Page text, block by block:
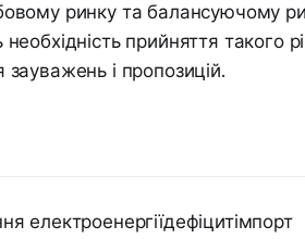
ринку та балансуючому
прийняття такого
і пропозицій.
електроенергіїдефіцитімпорт